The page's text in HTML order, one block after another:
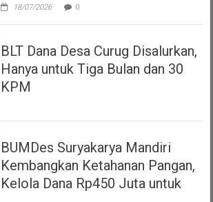
18/07/2026 0
BLT Dana Desa Curug Disalurkan,
Hanya untuk Tiga Bulan dan 30
KPM
BUMDes Suryakarya Mandiri
Kembangkan Ketahanan Pangan,
Kelola Dana Rp450 Juta untuk